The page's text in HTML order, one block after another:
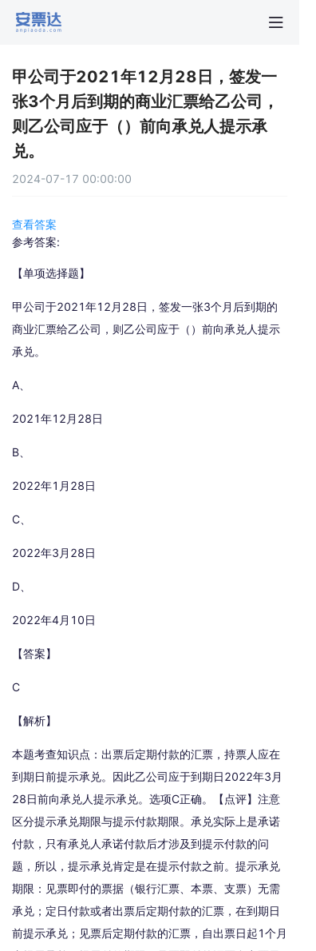
甲公司于2021年12月28日，签发一
张3个月后到期的商业汇票给乙公司，
则乙公司应于（）前向承兑人提示承
兑。
2024-07-17 00:00:00
查看答案
参考答案:
【单项选择题】
甲公司于2021年12月28日，签发一张3个月后到期的
商业汇票给乙公司，则乙公司应于（）前向承兑人提示
承兑。
A、
2021年12月28日
B、
2022年1月28日
C、
2022年3月28日
D、
2022年4月10日
【答案】
C
【解析】
本题考查知识点：出票后定期付款的汇票，持票人应在
到期日前提示承兑。因此乙公司应于到期日2022年3月
28日前向承兑人提示承兑。选项C正确。【点评】注意
区分提示承兑期限与提示付款期限。承兑实际上是承诺
付款，只有承兑人承诺付款后才涉及到提示付款的问
题，所以，提示承兑肯定是在提示付款之前。提示承兑
期限：见票即付的票据（银行汇票、本票、支票）无需
承兑；定日付款或者出票后定期付款的汇票，在到期日
前提示承兑；见票后定期付款的汇票，自出票日起1个月